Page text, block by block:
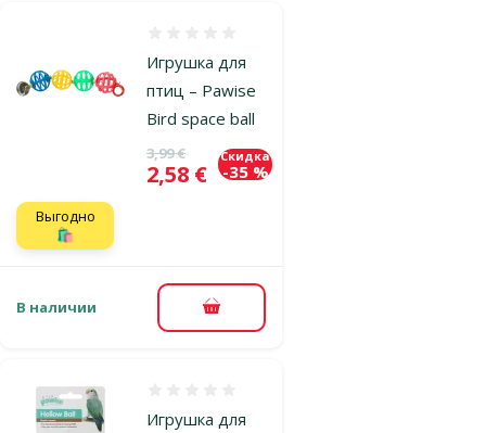
Игрушка для
птиц – Pawise
Bird space ball
Исходная цена
3,99 €
Цена
2,58 €
Скидка
-35 %
Выгодно
🛍️
В наличии В корзину
Игрушка для